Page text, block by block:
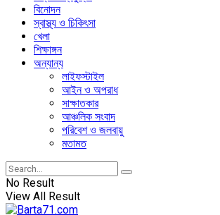
বিনোদন
স্বাস্থ্য ও চিকিৎসা
খেলা
শিক্ষাঙ্গন
অন্যান্য
লাইফস্টাইল
আইন ও অপরাধ
সাক্ষাতকার
আঞ্চলিক সংবাদ
পরিবেশ ও জলবায়ু
মতামত
No Result
View All Result